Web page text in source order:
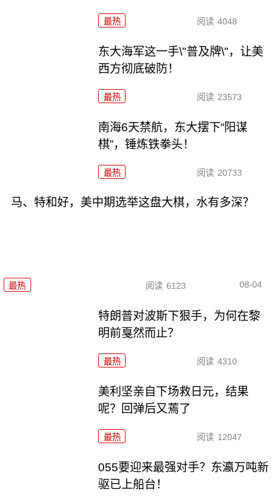
最热 阅读 4048
东大海军这一手\"普及牌\"，让美
西方彻底破防！
最热 阅读 23573
南海6天禁航，东大摆下“阳谋
棋”，锤炼铁拳头！
最热 阅读 20733
马、特和好，美中期选举这盘大棋，水有多深？
最热 阅读 6123 08-04
特朗普对波斯下狠手，为何在黎
明前戛然而止？
最热 阅读 4310
美利坚亲自下场救日元，结果
呢？回弹后又蔫了
最热 阅读 12047
055要迎来最强对手？东瀛万吨新
驱已上船台！